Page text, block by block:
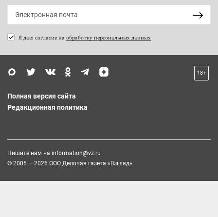
Я даю согласие на обработку персональных данных
18+
Полная версия сайта
Редакционная политика
Пишите нам на information@vz.ru
© 2005 — 2026 ООО Деловая газета «Взгляд»